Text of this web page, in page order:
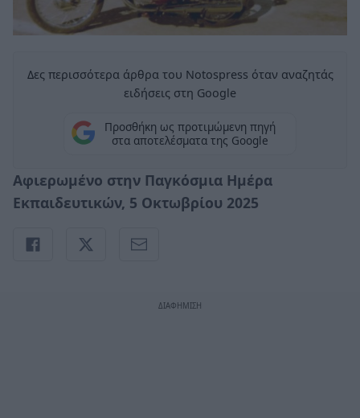
Δες περισσότερα άρθρα του Notospress όταν αναζητάς
ειδήσεις στη Google
Προσθήκη ως προτιμώμενη πηγή
στα αποτελέσματα της Google
Αφιερωμένο στην Παγκόσμια Ημέρα
Εκπαιδευτικών, 5 Οκτωβρίου 2025